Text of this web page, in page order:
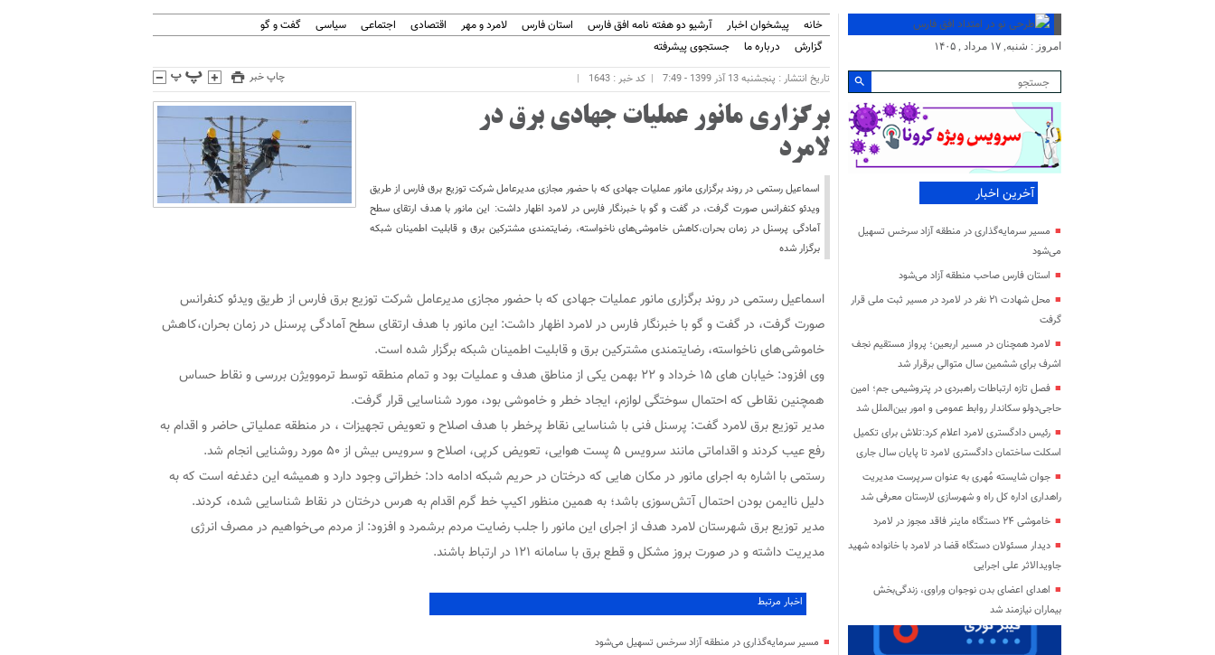
خانه پیشخوان اخبار آرشیو دو هفته نامه افق فارس استان فارس لامرد و مهر اقتصادی اجتماعی سیاسی
گفت و گو
گزارش
درباره ما جستجوی پیشرفته
تاریخ انتشار : پنجشنبه 13 آذر 1399 - 7:49 کد خبر : 1643 چاپ خبر
برگزارى مانور عملیات جهادى برق در
لامرد
اسماعیل رستمی در روند برگزاری مانور عملیات جهادی که با حضور مجازی مدیرعامل شرکت توزیع برق فارس از طریق
ویدئو کنفرانس صورت گرفت، در گفت و گو با خبرنگار فارس در لامرد اظهار داشت: این مانور با هدف ارتقای سطح
آمادگی پرسنل در زمان بحران،کاهش خاموشی‌های ناخواسته، رضایتمندی مشترکین برق و قابلیت اطمینان شبکه
برگزار شده
اسماعیل رستمی در روند برگزاری مانور عملیات جهادی که با حضور مجازی مدیرعامل شرکت توزیع برق فارس از طریق ویدئو کنفرانس
صورت گرفت، در گفت و گو با خبرنگار فارس در لامرد اظهار داشت: این مانور با هدف ارتقای سطح آمادگی پرسنل در زمان بحران،کاهش
خاموشی‌های ناخواسته، رضایتمندی مشترکین برق و قابلیت اطمینان شبکه برگزار شده است.
وی افزود: خیابان های ۱۵ خرداد و ۲۲ بهمن یکی از مناطق هدف و عملیات بود و تمام منطقه توسط ترموویژن بررسی و نقاط حساس
همچنین نقاطی که احتمال سوختگی لوازم، ایجاد خطر و خاموشی بود، مورد شناسایی قرار گرفت.
مدیر توزیع برق لامرد گفت: پرسنل فنی با شناسایی نقاط پرخطر با هدف اصلاح و تعویض تجهیزات ، در منطقه عملیاتی حاضر و اقدام به
رفع عیب کردند و اقداماتی مانند سرویس ۵ پست هوایی، تعویض کرپی، اصلاح و سرویس بیش از ۵۰ مورد روشنایی انجام شد.
رستمی با اشاره به اجرای مانور در مکان هایی که درختان در حریم شبکه ادامه داد: خطراتی وجود دارد و همیشه این دغدغه است که به
دلیل ناایمن بودن احتمال آتش‌سوزی باشد؛ به همین منظور اکیپ خط گرم اقدام به هرس درختان در نقاط شناسایی شده، کردند.
مدیر توزیع برق شهرستان لامرد هدف از اجرای این مانور را جلب رضایت مردم برشمرد و افزود: از مردم می‌خواهیم در مصرف انرژی
مدیریت داشته و در صورت بروز مشکل و قطع برق با سامانه ۱۲۱ در ارتباط باشند.
اخبار مرتبط
مسیر سرمایه‌گذاری در منطقه آزاد سرخس تسهیل می‌شود
امروز : شنبه, ۱۷ مرداد , ۱۴۰۵
آخرین اخبار
مسیر سرمایه‌گذاری در منطقه آزاد سرخس تسهیل
می‌شود
استان فارس صاحب منطقه آزاد می‌شود
محل شهادت ۲۱ نفر در لامرد در مسیر ثبت ملی قرار
گرفت
لامرد همچنان در مسیر اربعین؛ پرواز مستقیم نجف
اشرف برای ششمین سال متوالی برقرار شد
فصل تازه ارتباطات راهبردی در پتروشیمی جم؛ امین
حاجی‌دولو سکاندار روابط عمومی و امور بین‌الملل شد
رئیس دادگستری لامرد اعلام کرد:تلاش برای تکمیل
اسکلت ساختمان دادگستری لامرد تا پایان سال جاری
جوان شایسته مُهری به عنوان سرپرست مدیریت
راهداری اداره کل راه و شهرسازی لارستان معرفی شد
خاموشی ۲۴ دستگاه ماینر فاقد مجوز در لامرد
دیدار مسئولان دستگاه قضا در لامرد با خانواده شهید
جاویدالاثر علی اجرایی
اهدای اعضای بدن نوجوان وراوی، زندگی‌بخش
بیماران نیازمند شد